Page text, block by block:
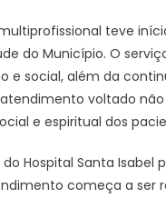
teve
do Município. O
e social, além da
voltado
e espiritual dos
Hospital Santa
começa a ser